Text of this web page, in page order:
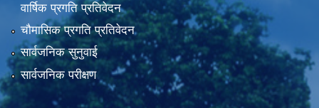
वार्षिक प्रगति प्रतिवेदन
चौमासिक प्रगति प्रतिवेदन
सार्वजनिक सुनुवाई
सार्वजनिक परीक्षण